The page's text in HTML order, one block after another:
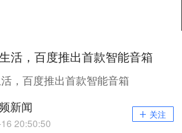
活，百度推出首款智能音箱
，百度推出首款智能音箱
新闻
20:50:50
关注